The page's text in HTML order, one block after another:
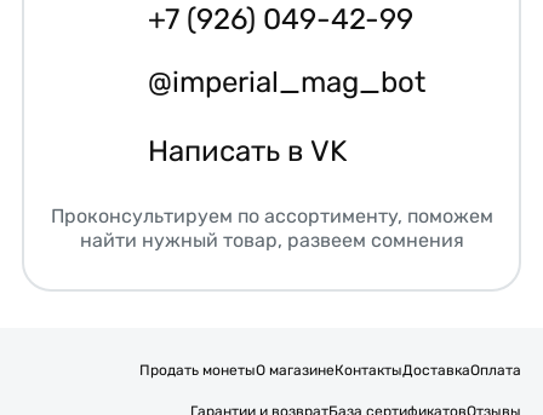
+7 (926) 049-42-99
@imperial_mag_bot
Написать в VK
Проконсультируем по ассортименту, поможем
найти нужный товар, развеем сомнения
Продать монетыО магазинеКонтактыДоставкаОплата
Гарантии и возвратБаза сертификатовОтзывы